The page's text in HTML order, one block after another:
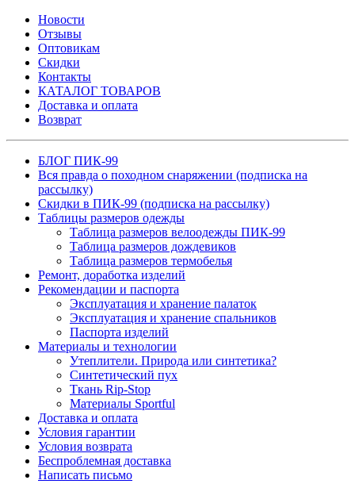
Новости
Отзывы
Оптовикам
Скидки
Контакты
КАТАЛОГ ТОВАРОВ
Доставка и оплата
Возврат
БЛОГ ПИК-99
Вся правда о походном снаряжении (подписка на
рассылку)
Скидки в ПИК-99 (подписка на рассылку)
Таблицы размеров одежды
Таблица размеров велоодежды ПИК-99
Таблица размеров дождевиков
Таблица размеров термобелья
Ремонт, доработка изделий
Рекомендации и паспорта
Эксплуатация и хранение палаток
Эксплуатация и хранение спальников
Паспорта изделий
Материалы и технологии
Утеплители. Природа или синтетика?
Синтетический пух
Ткань Rip-Stop
Материалы Sportful
Доставка и оплата
Условия гарантии
Условия возврата
Беспроблемная доставка
Написать письмо